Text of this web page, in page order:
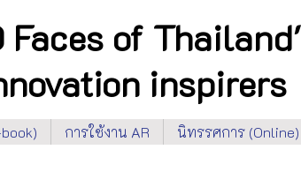
Faces of
inspirers
การใช้งาน AR นิทรรศการ (Online)